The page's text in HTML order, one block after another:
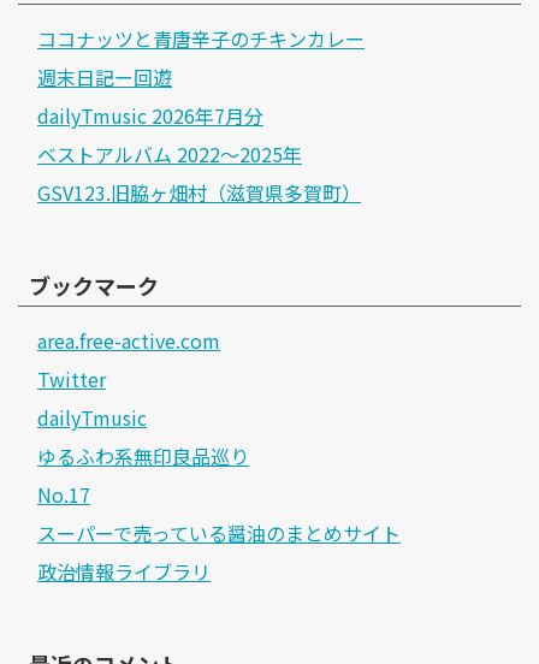
ココナッツと青唐辛子のチキンカレー
週末日記ー回遊
dailyTmusic 2026年7月分
ベストアルバム 2022～2025年
GSV123.旧脇ヶ畑村（滋賀県多賀町）
ブックマーク
area.free-active.com
Twitter
dailyTmusic
ゆるふわ系無印良品巡り
No.17
スーパーで売っている醤油のまとめサイト
政治情報ライブラリ